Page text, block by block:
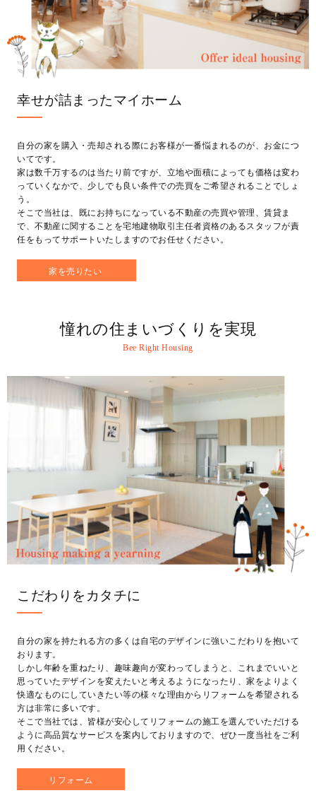
幸せが詰まったマイホーム
自分の家を購入・売却される際にお客様が一番悩まれるのが、お金につ
いてです。
家は数千万するのは当たり前ですが、立地や面積によっても価格は変わ
っていくなかで、少しでも良い条件での売買をご希望されることでしょ
う。
そこで当社は、既にお持ちになっている不動産の売買や管理、賃貸ま
で、不動産に関することを宅地建物取引主任者資格のあるスタッフが責
任をもってサポートいたしますのでお任せください。
家を売りたい
憧れの住まいづくりを実現
こだわりをカタチに
自分の家を持たれる方の多くは自宅のデザインに強いこだわりを抱いて
おります。
しかし年齢を重ねたり、趣味趣向が変わってしまうと、これまでいいと
思っていたデザインを変えたいと考えるようになったり、家をよりよく
快適なものにしていきたい等の様々な理由からリフォームを希望される
方は非常に多いです。
そこで当社では、皆様が安心してリフォームの施工を選んでいただける
ように高品質なサービスを案内しておりますので、ぜひ一度当社をご利
用ください。
リフォーム